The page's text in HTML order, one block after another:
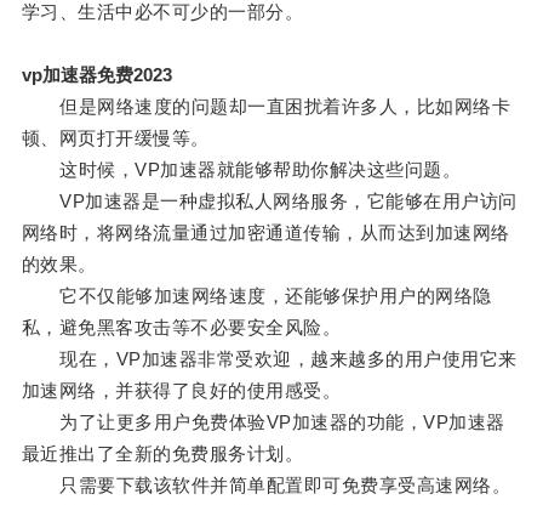
学习、生活中必不可少的一部分。
vp加速器免费2023
但是网络速度的问题却一直困扰着许多人，比如网络卡
顿、网页打开缓慢等。
这时候，VP加速器就能够帮助你解决这些问题。
VP加速器是一种虚拟私人网络服务，它能够在用户访问
网络时，将网络流量通过加密通道传输，从而达到加速网络
的效果。
它不仅能够加速网络速度，还能够保护用户的网络隐
私，避免黑客攻击等不必要安全风险。
现在，VP加速器非常受欢迎，越来越多的用户使用它来
加速网络，并获得了良好的使用感受。
为了让更多用户免费体验VP加速器的功能，VP加速器
最近推出了全新的免费服务计划。
只需要下载该软件并简单配置即可免费享受高速网络。